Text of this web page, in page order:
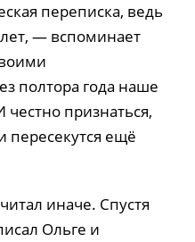
переписка, ведь
— вспоминает
полтора года наше
признаться,
пересекутся ещё
иначе. Спустя
Ольге и